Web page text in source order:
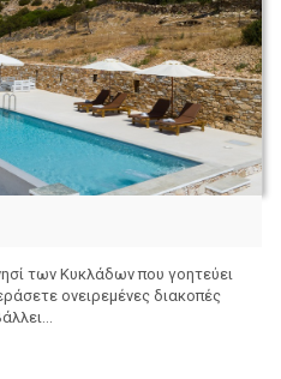
των Κυκλάδων που γοητεύει
ονειρεμένες διακοπές